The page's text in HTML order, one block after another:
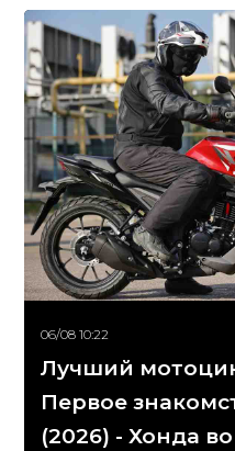
06/08 10:22
Лучший
Первое
(2026) - Хонда